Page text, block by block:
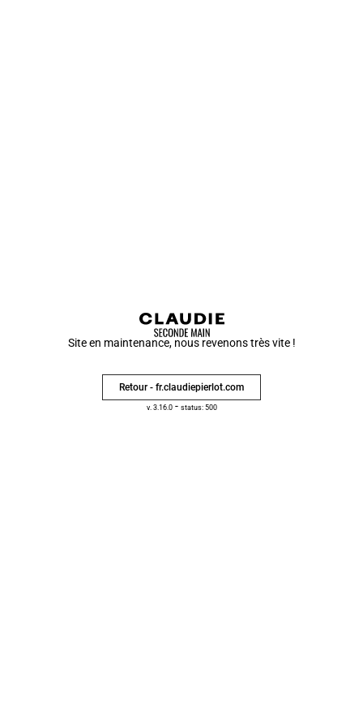
Site en maintenance, nous revenons très vite !
Retour - fr.claudiepierlot.com
v. 3.16.0- status: 500